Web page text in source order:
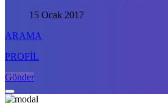
15 Ocak 2017
ARAMA
PROFİL
Gönder